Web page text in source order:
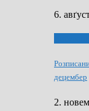
6.
децембер
2.